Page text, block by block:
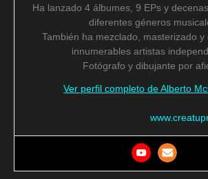
Ha lanzado 4 álbumes, 9 EPs y
diferentes géneros
También ha mezclado, masterizado
innumerables artistas
Fotógrafo y dibujante por
Ver perfil completo de Alberto